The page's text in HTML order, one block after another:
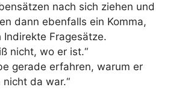
nach sich ziehen und
dann ebenfalls ein Komma,
Indirekte Fragesätze.
nicht, wo er ist.“
gerade erfahren, warum er
nicht da war.“